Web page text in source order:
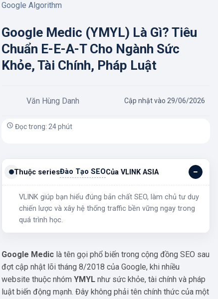
Google Algorithm
Google Medic (YMYL) Là Gì? Tiêu
Chuẩn E-E-A-T Cho Ngành Sức
Khỏe, Tài Chính, Pháp Luật
Văn Hùng Danh Cập nhật vào 29/06/2026
Đọc trong: 24 phút
Thuộc seriesĐào Tạo SEOCủa VLINK ASIA
VLINK giúp bạn hiểu đúng bản chất SEO, làm chủ tư duy
chiến lược và xây hệ thống traffic bền vững ngay trong
quá trình học.
Google Medic là tên gọi phổ biến trong cộng đồng SEO sau
đợt cập nhật lõi tháng 8/2018 của Google, khi nhiều
website thuộc nhómYMYL như sức khỏe, tài chính và pháp
luật biến động mạnh. Đây không phải tên chính thức của một